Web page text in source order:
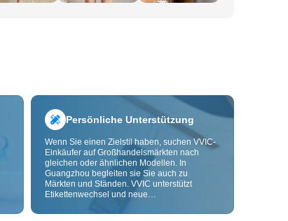
Persönliche Unterstützung
Wenn Sie einen Zielstil haben, suchen VVIC-
Einkäufer auf Großhandelsmärkten nach
gleichen oder ähnlichen Modellen. In
Guangzhou begleiten sie Sie auch zu
Märkten und Ständen. VVIC unterstützt
Etikettenwechsel und neue
Anpassung nach Bild oder Muster, damit Ihre